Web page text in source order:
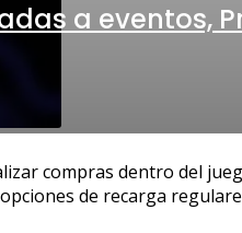
a eventos,
compras dentro del
de recarga